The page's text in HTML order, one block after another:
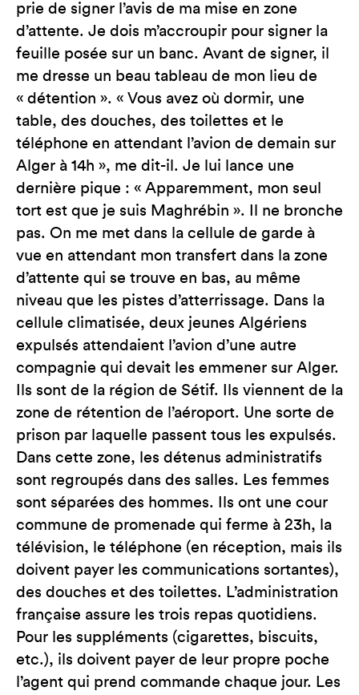
prie de signer l’avis de ma mise en zone
d’attente. Je dois m’accroupir pour signer la
feuille posée sur un banc. Avant de signer, il
me dresse un beau tableau de mon lieu de
« détention ». « Vous avez où dormir, une
table, des douches, des toilettes et le
téléphone en attendant l’avion de demain sur
Alger à 14h », me dit-il. Je lui lance une
dernière pique : « Apparemment, mon seul
tort est que je suis Maghrébin ». Il ne bronche
pas. On me met dans la cellule de garde à
vue en attendant mon transfert dans la zone
d’attente qui se trouve en bas, au même
niveau que les pistes d’atterrissage. Dans la
cellule climatisée, deux jeunes Algériens
expulsés attendaient l’avion d’une autre
compagnie qui devait les emmener sur Alger.
Ils sont de la région de Sétif. Ils viennent de la
zone de rétention de l’aéroport. Une sorte de
prison par laquelle passent tous les expulsés.
Dans cette zone, les détenus administratifs
sont regroupés dans des salles. Les femmes
sont séparées des hommes. Ils ont une cour
commune de promenade qui ferme à 23h, la
télévision, le téléphone (en réception, mais ils
doivent payer les communications sortantes),
des douches et des toilettes. L’administration
française assure les trois repas quotidiens.
Pour les suppléments (cigarettes, biscuits,
etc.), ils doivent payer de leur propre poche
l’agent qui prend commande chaque jour. Les